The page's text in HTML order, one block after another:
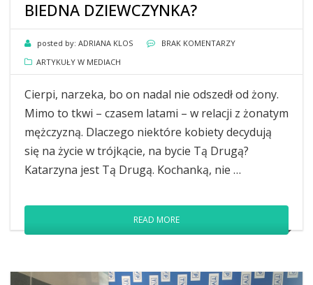
BIEDNA DZIEWCZYNKA?
posted by: ADRIANA KLOS
BRAK KOMENTARZY
ARTYKUŁY W MEDIACH
Cierpi, narzeka, bo on nadal nie odszedł od żony.
Mimo to tkwi – czasem latami – w relacji z żonatym
mężczyzną. Dlaczego niektóre kobiety decydują
się na życie w trójkącie, na bycie Tą Drugą?
Katarzyna jest Tą Drugą. Kochanką, nie …
READ MORE